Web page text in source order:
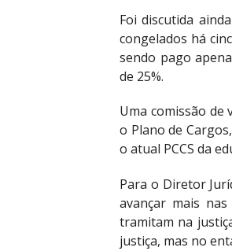
Foi discutida
congelados há
sendo pago
de 25%.
Uma comissão
o Plano de
o atual PCCS da
Para o Diretor
avançar mais
tramitam na
justiça, mas no